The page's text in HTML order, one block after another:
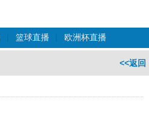
| 篮球直播 | 欧洲杯直播
<<返回